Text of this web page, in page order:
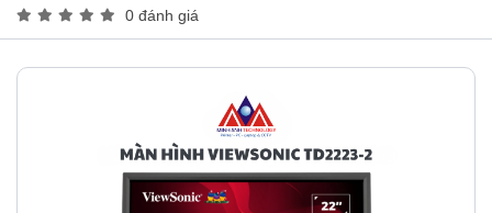
0 đánh giá